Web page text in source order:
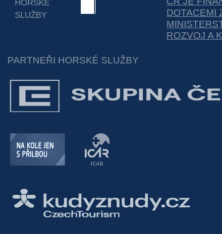
HORSKÉ
SLUŽBY
DOTACEMI
ROZVOJ A
PARTNEŘI HORSKÉ SLUŽBY